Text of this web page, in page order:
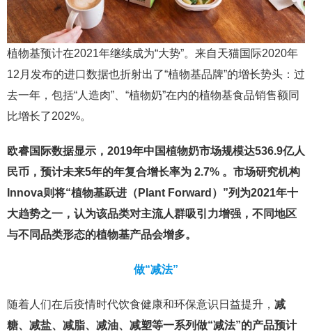
植物基预计在2021年继续成为“大势”。来自天猫国际2020年
12月发布的进口数据也折射出了“植物基品牌”的增长势头：过
去一年，包括“人造肉”、“植物奶”在内的植物基食品销售额同
比增长了202%。
欧睿国际数据显示，2019年中国植物奶市场规模达536.9亿人
民币，预计未来5年的年复合增长率为 2.7% 。市场研究机构
Innova则将“植物基跃进（Plant Forward）”列为2021年十
大趋势之一，认为该品类对主流人群吸引力增强，不同地区
与不同品类形态的植物基产品会增多。
做“减法”
随着人们在后疫情时代饮食健康和环保意识日益提升， 减
糖、减盐、减脂、减油、减塑等一系列做“减法”的产品预计